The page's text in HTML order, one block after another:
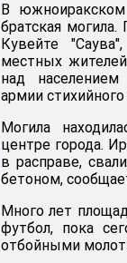
В
братская
Кувейте
местных
над населением
армии
Могила
центре города.
в расправе,
бетоном,
Много лет
футбол, пока
отбойными